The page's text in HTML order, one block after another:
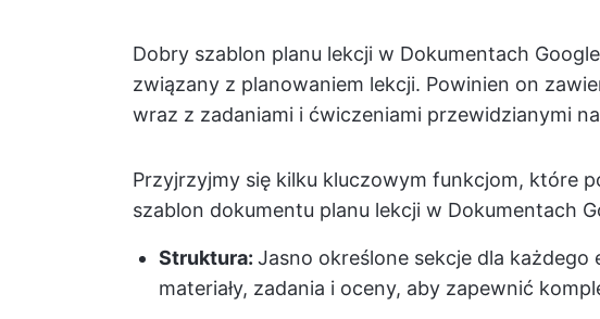
Dobry szablon planu lekcji w Dokumentach
związany z planowaniem lekcji. Powinien on
wraz z zadaniami i ćwiczeniami przewidzianymi
Przyjrzyjmy się kilku kluczowym funkcjom, które
szablon dokumentu planu lekcji w Dokumentach
Struktura: Jasno określone sekcje dla każdego
materiały, zadania i oceny, aby zapewnić